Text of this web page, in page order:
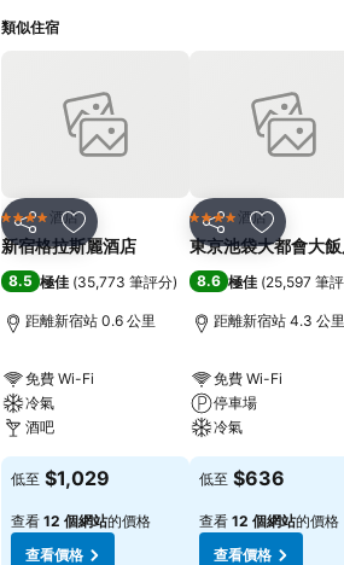
類似住宿
分享 放到收藏夾
4 星級 酒店
新宿格拉斯麗酒店
8.5 極佳 (35,773 筆評分)
距離新宿站 0.6 公里
免費 Wi-Fi
冷氣
酒吧
低至 $1,029
查看 12 個網站的價格
查看價格
分享 放到收藏
4 星級 酒店
東京池袋大都會大
8.6 極佳 (25,597 筆
距離新宿站 4.3 公里
免費 Wi-Fi
停車場
冷氣
低至 $636
查看 12 個網站的價格
查看價格